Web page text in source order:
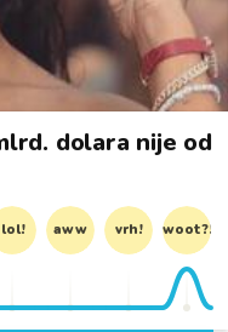
dolara nije od
lol! aww vrh! woot?!